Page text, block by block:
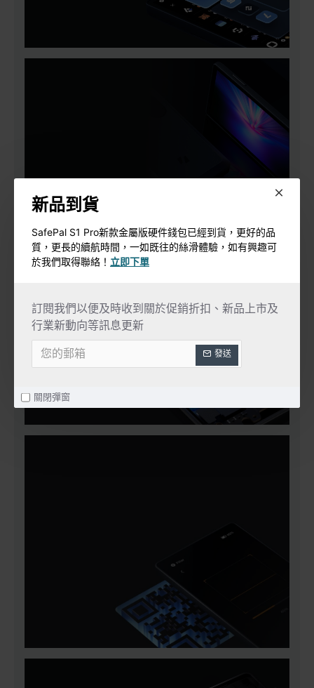
新品到貨
SafePal S1 Pro新款金屬版硬件錢包已經到貨，更好的品
質，更長的續航時間，一如既往的絲滑體驗，如有興趣可
於我們取得聯絡！ 立即下單
訂閱我們以便及時收到關於促銷折扣、新品上市及
行業新動向等訊息更新
發送
關閉彈窗